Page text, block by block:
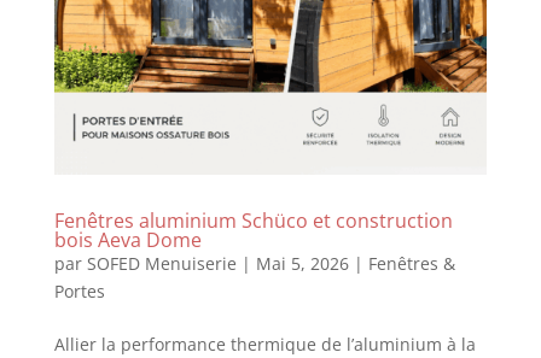
Fenêtres aluminium Schüco et construction
bois Aeva Dome
par SOFED Menuiserie | Mai 5, 2026| Fenêtres &
Portes
Allier la performance thermique de l’aluminium à la